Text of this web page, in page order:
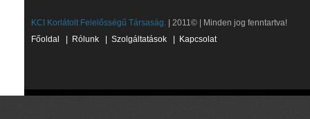
KCI Korlátolt Felelősségű Társaság. | 2011© | Minden jog fenntartva!
Főoldal
Rólunk Szolgáltatások Kapcsolat